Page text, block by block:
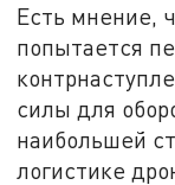
Есть мнение,
попытается
силы для
наибольшей
логистике